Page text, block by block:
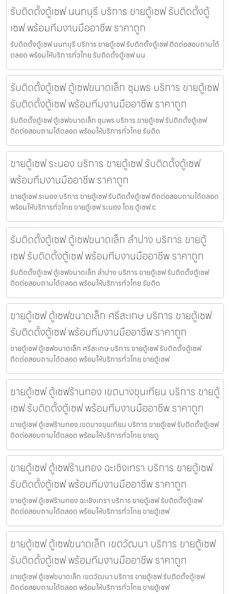
รับติดตั้งตู้เซฟ นนทบุรี บริการ ขายตู้เซฟ รับติดตั้งตู้
เซฟ พร้อมทีมงานมืออาชีพ ราคาถูก
รับติดตั้งตู้เซฟ นนทบุรี บริการ ขายตู้เซฟ รับติดตั้งตู้เซฟ ติดต่อสอบถามได้
ตลอด พร้อมให้บริการทั่วไทย รับติดตั้งตู้เซฟ นน
รับติดตั้งตู้เซฟ ตู้เซฟขนาดเล็ก ชุมพร บริการ ขายตู้เซฟ
รับติดตั้งตู้เซฟ พร้อมทีมงานมืออาชีพ ราคาถูก
รับติดตั้งตู้เซฟ ตู้เซฟขนาดเล็ก ชุมพร บริการ ขายตู้เซฟ รับติดตั้งตู้เซฟ
ติดต่อสอบถามได้ตลอด พร้อมให้บริการทั่วไทย รับติด
ขายตู้เซฟ ระนอง บริการ ขายตู้เซฟ รับติดตั้งตู้เซฟ
พร้อมทีมงานมืออาชีพ ราคาถูก
ขายตู้เซฟ ระนอง บริการ ขายตู้เซฟ รับติดตั้งตู้เซฟ ติดต่อสอบถามได้ตลอด
พร้อมให้บริการทั่วไทย ขายตู้เซฟ ระนอง โดย ตู้เซฟ.c
รับติดตั้งตู้เซฟ ตู้เซฟขนาดเล็ก ลำปาง บริการ ขายตู้
เซฟ รับติดตั้งตู้เซฟ พร้อมทีมงานมืออาชีพ ราคาถูก
รับติดตั้งตู้เซฟ ตู้เซฟขนาดเล็ก ลำปาง บริการ ขายตู้เซฟ รับติดตั้งตู้เซฟ
ติดต่อสอบถามได้ตลอด พร้อมให้บริการทั่วไทย รับติด
ขายตู้เซฟ ตู้เซฟขนาดเล็ก ศรีสะเกษ บริการ ขายตู้เซฟ
รับติดตั้งตู้เซฟ พร้อมทีมงานมืออาชีพ ราคาถูก
ขายตู้เซฟ ตู้เซฟขนาดเล็ก ศรีสะเกษ บริการ ขายตู้เซฟ รับติดตั้งตู้เซฟ
ติดต่อสอบถามได้ตลอด พร้อมให้บริการทั่วไทย ขายตู้เซฟ
ขายตู้เซฟ ตู้เซฟร้านทอง เขตบางขุนเทียน บริการ ขายตู้
เซฟ รับติดตั้งตู้เซฟ พร้อมทีมงานมืออาชีพ ราคาถูก
ขายตู้เซฟ ตู้เซฟร้านทอง เขตบางขุนเทียน บริการ ขายตู้เซฟ รับติดตั้งตู้เซฟ
ติดต่อสอบถามได้ตลอด พร้อมให้บริการทั่วไทย ขายตู
ขายตู้เซฟ ตู้เซฟร้านทอง ฉะเชิงเทรา บริการ ขายตู้เซฟ
รับติดตั้งตู้เซฟ พร้อมทีมงานมืออาชีพ ราคาถูก
ขายตู้เซฟ ตู้เซฟร้านทอง ฉะเชิงเทรา บริการ ขายตู้เซฟ รับติดตั้งตู้เซฟ
ติดต่อสอบถามได้ตลอด พร้อมให้บริการทั่วไทย ขายตู้เซฟ
ขายตู้เซฟ ตู้เซฟขนาดเล็ก เขตวัฒนา บริการ ขายตู้เซฟ
รับติดตั้งตู้เซฟ พร้อมทีมงานมืออาชีพ ราคาถูก
ขายตู้เซฟ ตู้เซฟขนาดเล็ก เขตวัฒนา บริการ ขายตู้เซฟ รับติดตั้งตู้เซฟ
ติดต่อสอบถามได้ตลอด พร้อมให้บริการทั่วไทย ขายตู้เซฟ